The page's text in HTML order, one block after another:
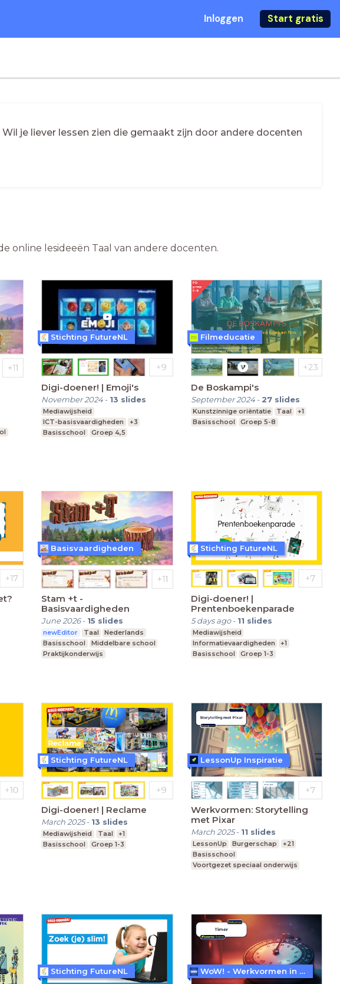
Inloggen Start gratis
je liever lessen zien die gemaakt zijn door andere docenten
online lesideeën Taal van andere docenten.
Digi-doener! | Emoji's
November 2024- 13 slides
Mediawijsheid
ICT-basisvaardigheden
+3
Basisschool
Groep 4,5
Stichting FutureNL
De Boskampi's
September 2024- 27 slides
Kunstzinnige oriëntatie Taal
+1
Basisschool
Groep 5-8
Filmeducatie
Stam +t -
Basisvaardigheden
June 2026- 15 slides
newEditor Taal
Nederlands
Basisschool
Middelbare school
Praktijkonderwijs
Basisvaardigheden
Digi-doener! |
Prentenboekenparade
5 days ago- 11 slides
Mediawijsheid
Informatievaardigheden
+1
Basisschool
Groep 1-3
Stichting FutureNL
Digi-doener! | Reclame
March 2025- 13 slides
Mediawijsheid Taal
+1
Basisschool
Groep 1-3
Stichting FutureNL
Werkvormen: Storytelling
met Pixar
March 2025- 11 slides
LessonUp Burgerschap
+21
Basisschool
Voortgezet speciaal onderwijs
LessonUp Inspiratie
Stichting FutureNL WoW! - Werkvormen in LessonUp